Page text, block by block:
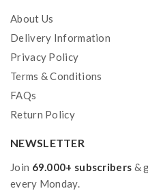
Geschmack
Ananas, Limonade
QUAQ Mesh
Pack
10x
About Us
Delivery Information
Privacy Policy
Terms & Conditions
FAQs
Return Policy
NEWSLETTER
Join 69.000+ subscribers &
every Monday.